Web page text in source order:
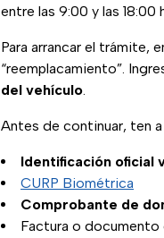
entre las 9:00 y las 18:00
Para arrancar el trámite,
“reemplacamiento”.
del vehículo.
Antes de continuar, ten
Identificación oficial
CURP Biométrica
Comprobante de
Factura o